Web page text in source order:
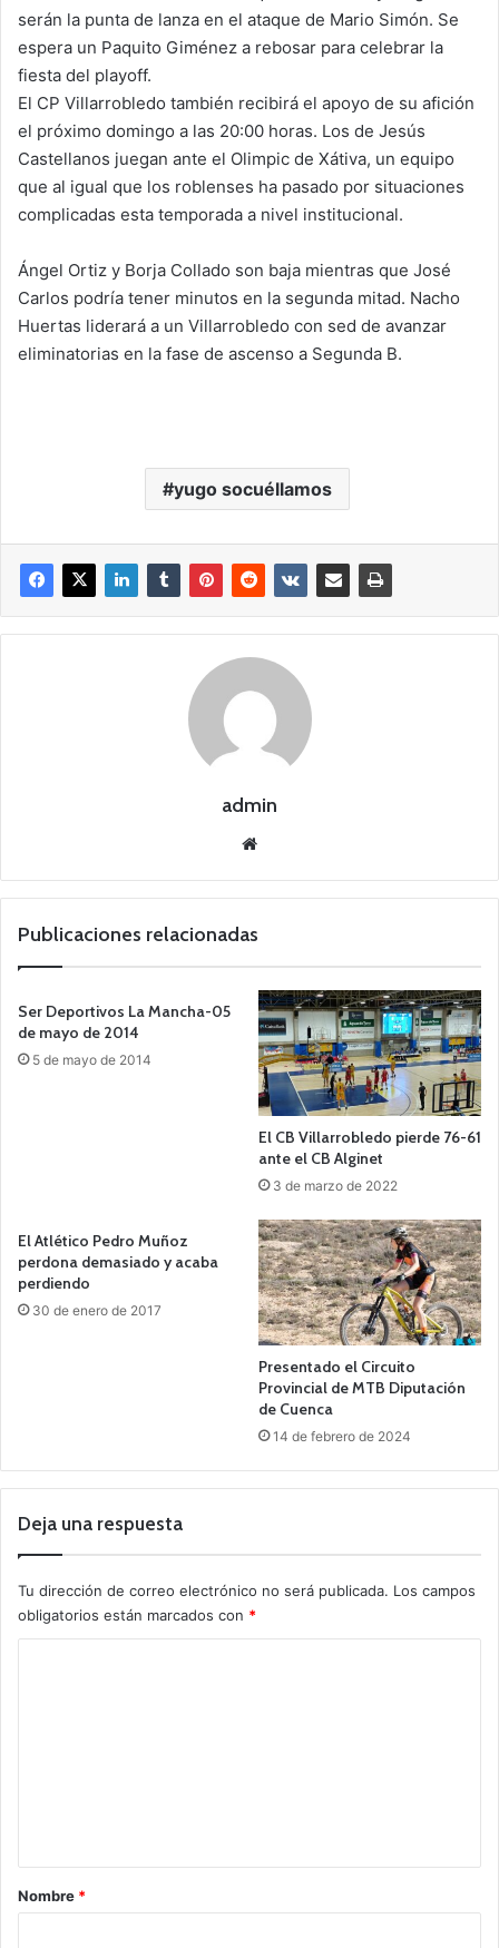
serán la punta de lanza en el ataque de Mario Simón. Se
espera un Paquito Giménez a rebosar para celebrar la
fiesta del playoff.
El CP Villarrobledo también recibirá el apoyo de su afición
el próximo domingo a las 20:00 horas. Los de Jesús
Castellanos juegan ante el Olimpic de Xátiva, un equipo
que al igual que los roblenses ha pasado por situaciones
complicadas esta temporada a nivel institucional.
Ángel Ortiz y Borja Collado son baja mientras que José
Carlos podría tener minutos en la segunda mitad. Nacho
Huertas liderará a un Villarrobledo con sed de avanzar
eliminatorias en la fase de ascenso a Segunda B.
yugo socuéllamos
admin
we
Publicaciones relacionadas
Ser Deportivos La Mancha-05
de mayo de 2014
5 de mayo de 2014
El CB Villarrobledo pierde 76-61
ante el CB Alginet
3 de marzo de 2022
El Atlético Pedro Muñoz
perdona demasiado y acaba
perdiendo
30 de enero de 2017
Presentado el Circuito
Provincial de MTB Diputación
de Cuenca
14 de febrero de 2024
Deja una respuesta
Tu dirección de correo electrónico no será publicada. Los campos
obligatorios están marcados con *
rNombre *